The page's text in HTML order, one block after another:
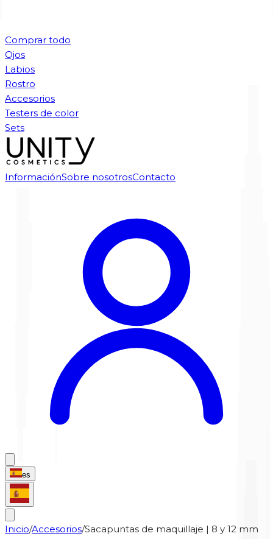
Comprar todo
Ojos
Labios
Rostro
Accesorios
Testers de color
Sets
InformaciónSobre nosotrosContacto
es
Inicio/Accesorios/Sacapuntas de maquillaje | 8 y 12 mm